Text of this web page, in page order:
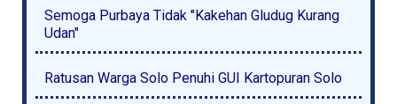
Semoga Purbaya Tidak "Kakehan Gludug Kurang
Udan"
Ratusan Warga Solo Penuhi GUI Kartopuran Solo